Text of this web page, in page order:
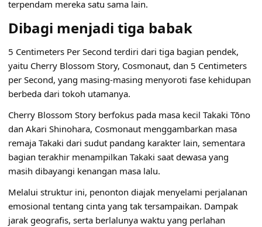
terpendam mereka satu sama lain.
Dibagi menjadi tiga babak
5 Centimeters Per Second terdiri dari tiga bagian pendek,
yaitu Cherry Blossom Story, Cosmonaut, dan 5 Centimeters
per Second, yang masing-masing menyoroti fase kehidupan
berbeda dari tokoh utamanya.
Cherry Blossom Story berfokus pada masa kecil Takaki Tōno
dan Akari Shinohara, Cosmonaut menggambarkan masa
remaja Takaki dari sudut pandang karakter lain, sementara
bagian terakhir menampilkan Takaki saat dewasa yang
masih dibayangi kenangan masa lalu.
Melalui struktur ini, penonton diajak menyelami perjalanan
emosional tentang cinta yang tak tersampaikan. Dampak
jarak geografis, serta berlalunya waktu yang perlahan